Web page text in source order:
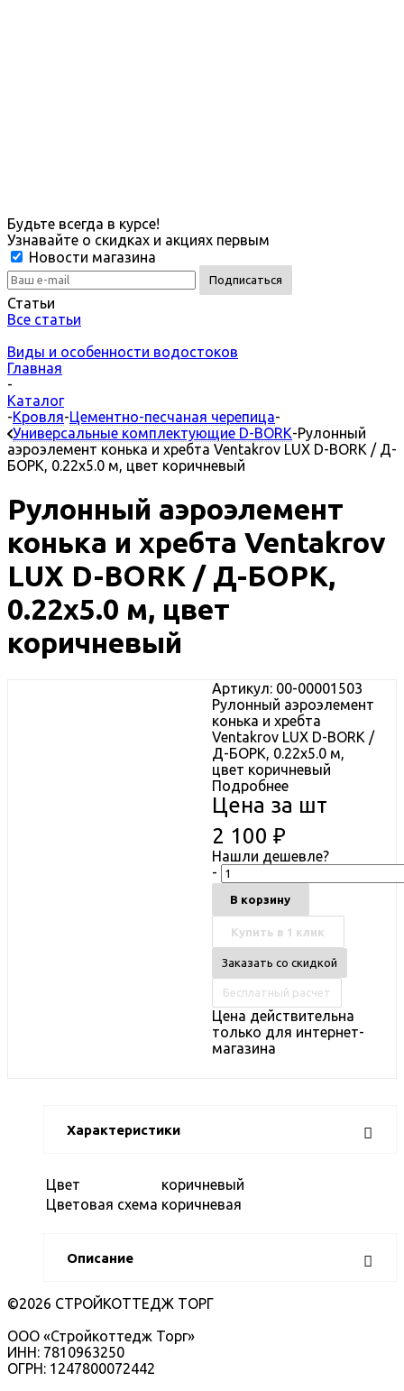
Будьте всегда в курсе!
Узнавайте о скидках и акциях первым
Новости магазина
Статьи
Все статьи
Виды и особенности водостоков
Главная
-
Каталог
-Кровля-Цементно-песчаная черепица-
Универсальные комплектующие D-BORK-Рулонный
аэроэлемент конька и хребта Ventakrov LUX D-BORK / Д-
БОРК, 0.22х5.0 м, цвет коричневый
Рулонный аэроэлемент
конька и хребта Ventakrov
LUX D-BORK / Д-БОРК,
0.22х5.0 м, цвет
коричневый
Артикул: 00-00001503
Рулонный аэроэлемент
конька и хребта
Ventakrov LUX D-BORK /
Д-БОРК, 0.22х5.0 м,
цвет коричневый
Подробнее
Цена за шт
2 100 ₽
Нашли дешевле?
-
В корзину
Купить в 1 клик
Заказать со скидкой
Бесплатный расчет
Цена действительна
только для интернет-
магазина
Характеристики
Цвет
коричневый
Цветовая схема коричневая
Описание
©2026 СТРОЙКОТТЕДЖ ТОРГ
ООО «Стройкоттедж Торг»
ИНН: 7810963250
ОГРН: 1247800072442